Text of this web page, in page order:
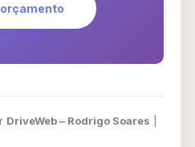
DriveWeb – Rodrigo Soares